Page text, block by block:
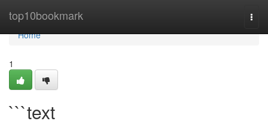
top10bookmark
Home
Home
1
```text